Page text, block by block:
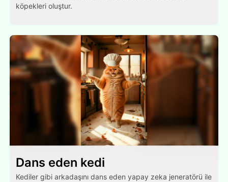
köpekleri oluştur.
Dans eden kedi
Kediler gibi arkadaşını dans eden yapay zeka jeneratörü ile